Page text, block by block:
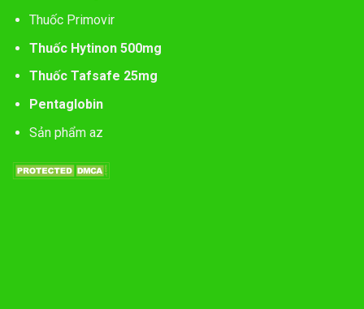
Thuốc Primovir
Thuốc Hytinon 500mg
Thuốc Tafsafe 25mg
Pentaglobin
Sản phẩm az